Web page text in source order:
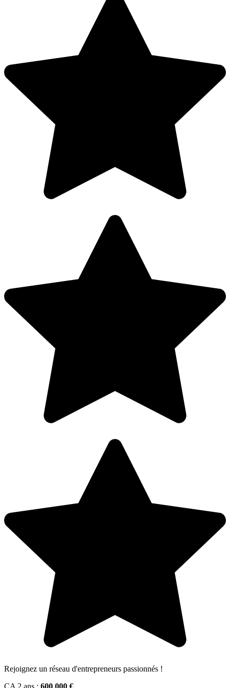
Rejoignez un réseau d'entrepreneurs passionnés !